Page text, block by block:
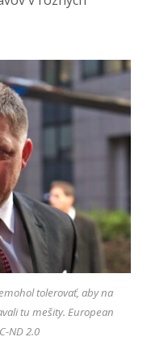
tolerovať, aby na
tu mešity. European
ND 2.0